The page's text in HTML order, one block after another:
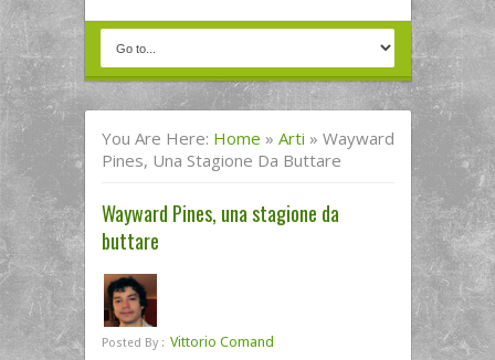
You Are Here: Home » Arti » Wayward
Pines, Una Stagione Da Buttare
Wayward Pines, una stagione da
buttare
Posted By : Vittorio Comand